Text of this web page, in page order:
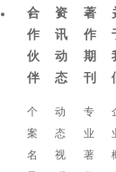
合
作
伙
伴
个
案
名
资
讯
动
态
动
态
视
著
作
期
刊
专
业
著